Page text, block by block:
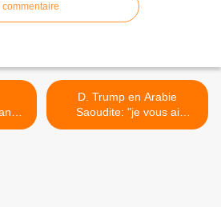
ou
D. Trump en Arabie
Saoudite: "je vous ai
apporté des canons parce